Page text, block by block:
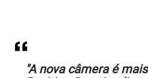
"A nova câmera é